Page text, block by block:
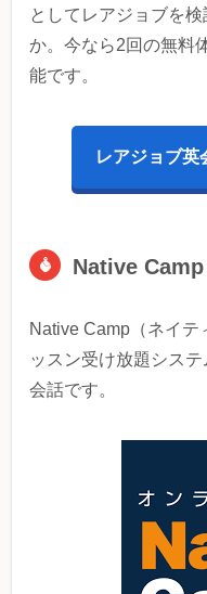
としてレアジョブを
か。今なら2回の無料
能です。
レアジョブ英
Native Camp
Native Camp（ネイテ
ッスン受け放題シス
会話です。